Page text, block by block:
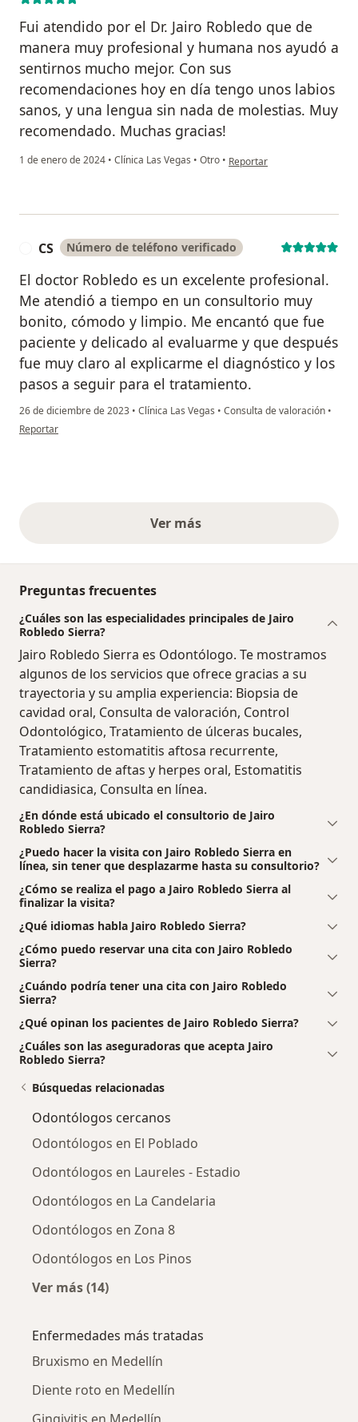
Fui atendido por el Dr. Jairo Robledo que de
manera muy profesional y humana nos ayudó a
sentirnos mucho mejor. Con sus
recomendaciones hoy en día tengo unos labios
sanos, y una lengua sin nada de molestias. Muy
recomendado. Muchas gracias!
1 de enero de 2024 • Clínica Las Vegas • Otro • en opinión del usuario
Reportar
CS Número de teléfono verificado
El doctor Robledo es un excelente profesional.
Me atendió a tiempo en un consultorio muy
bonito, cómodo y limpio. Me encantó que fue
paciente y delicado al evaluarme y que después
fue muy claro al explicarme el diagnóstico y los
pasos a seguir para el tratamiento.
26 de diciembre de 2023 • Clínica Las Vegas • Consulta de valoración •
en opinión del usuario CS
Reportar
Ver másopiniones anteriores
Preguntas frecuentes
¿Cuáles son las especialidades principales de Jairo
Robledo Sierra?
Jairo Robledo Sierra es Odontólogo. Te mostramos
algunos de los servicios que ofrece gracias a su
trayectoria y su amplia experiencia: Biopsia de
cavidad oral, Consulta de valoración, Control
Odontológico, Tratamiento de úlceras bucales,
Tratamiento estomatitis aftosa recurrente,
Tratamiento de aftas y herpes oral, Estomatitis
candidiasica, Consulta en línea.
¿En dónde está ubicado el consultorio de Jairo
Robledo Sierra?
¿Puedo hacer la visita con Jairo Robledo Sierra en
línea, sin tener que desplazarme hasta su consultorio?
¿Cómo se realiza el pago a Jairo Robledo Sierra al
finalizar la visita?
¿Qué idiomas habla Jairo Robledo Sierra?
¿Cómo puedo reservar una cita con Jairo Robledo
Sierra?
¿Cuándo podría tener una cita con Jairo Robledo
Sierra?
¿Qué opinan los pacientes de Jairo Robledo Sierra?
¿Cuáles son las aseguradoras que acepta Jairo
Robledo Sierra?
Búsquedas relacionadas
Odontólogos cercanos
Odontólogos en El Poblado
Odontólogos en Laureles - Estadio
Odontólogos en La Candelaria
Odontólogos en Zona 8
Odontólogos en Los Pinos
Ver más (14)
Enfermedades más tratadas
Bruxismo en Medellín
Diente roto en Medellín
Gingivitis en Medellín